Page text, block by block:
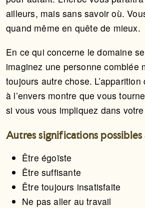
ailleurs, mais sans savoir où.
quand même en quête de mieux.
En ce qui concerne le domaine
imaginez une personne comblée
toujours autre chose.
à l’envers montre que vous
si vous vous impliquez dans
Autres significations possibles
Être égoïste
Être suffisante
Être toujours insatisfaite
Ne pas aller au travail